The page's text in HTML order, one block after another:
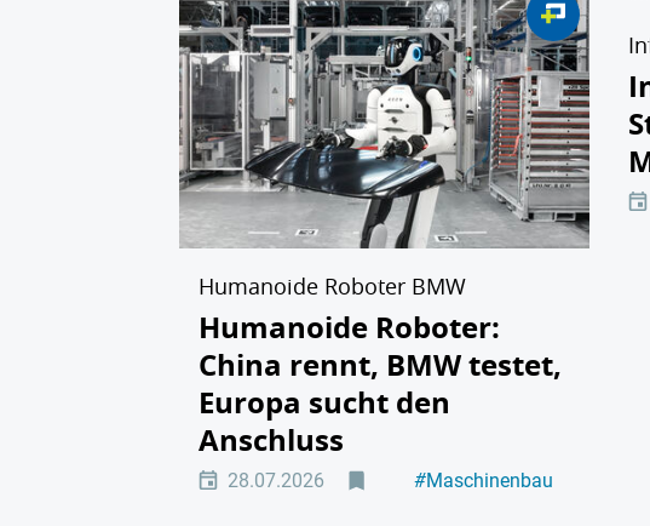
Humanoide Roboter BMW
Humanoide Roboter:
China rennt, BMW testet,
Europa sucht den
Anschluss
28.07.2026 #Maschinenbau